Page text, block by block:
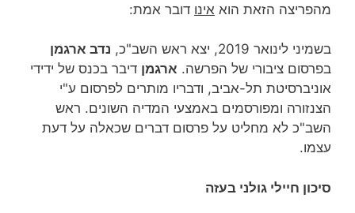
מהפריצה הזאת הוא אינו דובר אמת:
בשמיני לינואר 2019, יצא ראש השב"כ,
נדב ארגמן
בפרסום ציבורי של הפרשה. ארגמן דיבר בכנס של ידידי
אוניברסיטת תל-אביב, ודבריו מותרים לפרסום ע"י
הצנזורה ומפורסמים באמצעי המדיה השונים. ראש
השב"כ לא מחליט על פרסום דברים שכאלה על דעת
עצמו.
סיכון חיילי גולני בעזה